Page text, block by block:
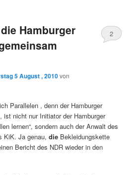
Hamburger
5 August , 2010von
2
Parallelen , denn der Hamburger
ist nicht nur Initiator der Hamburger
lernen“, sondern auch der Anwalt des
KiK. Ja genau,die Bekleidungskette
Bericht des NDR wieder in den